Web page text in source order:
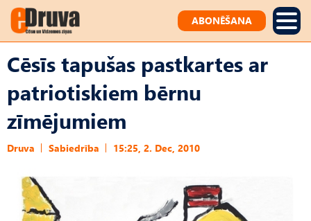
ABONĒŠANA
Cēsīs tapušas pastkartes ar
patriotiskiem bērnu
zīmējumiem
Druva Sabiedrība 15:25, 2. Dec, 2010